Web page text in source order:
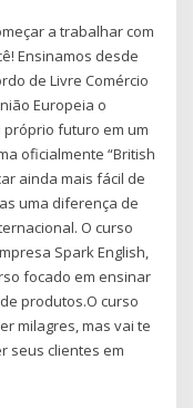
a trabalhar com
Ensinamos desde
de Livre Comércio
Europeia o
futuro em um
oficialmente “British
ainda mais fácil de
uma diferença de
O curso
Spark English,
focado em ensinar
produtos.O curso
milagres, mas vai te
seus clientes em